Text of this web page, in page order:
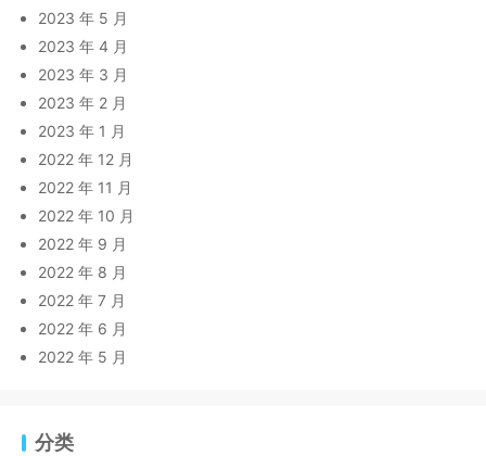
2023 年 5 月
2023 年 4 月
2023 年 3 月
2023 年 2 月
2023 年 1 月
2022 年 12 月
2022 年 11 月
2022 年 10 月
2022 年 9 月
2022 年 8 月
2022 年 7 月
2022 年 6 月
2022 年 5 月
分类